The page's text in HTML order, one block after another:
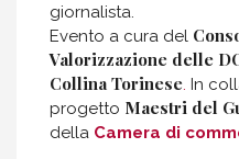
giornalista.
Evento a cura del
Valorizzazione delle
Collina Torinese. In
progetto Maestri del
della Camera di